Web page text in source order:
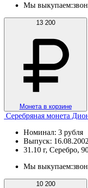
Мы выкупаем:
13 200
Монета в корзине
Серебряная монета
Номинал: 3 рубля
Выпуск: 16.08.2002
31.10 г, Серебро,
Мы выкупаем:
10 200